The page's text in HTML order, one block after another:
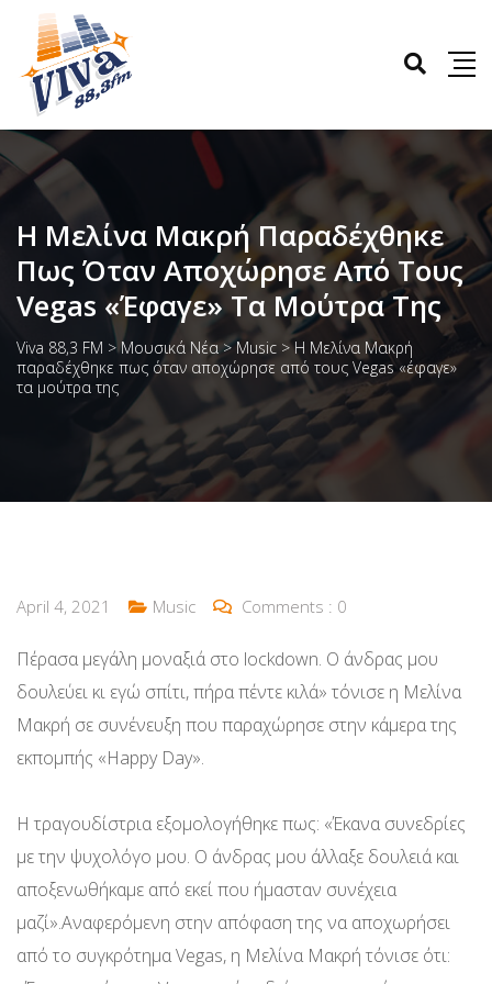
Η Μελίνα Μακρή Παραδέχθηκε
Πως Όταν Αποχώρησε Από Τους
Vegas «έφαγε» Τα Μούτρα Της
Viva 88,3 FM >Μουσικά Νέα>Music >Η Μελίνα Μακρή
παραδέχθηκε πως όταν αποχώρησε από τους Vegas «έφαγε»
τα μούτρα της
April 4, 2021 Music Comments : 0
Πέρασα μεγάλη μοναξιά στο lockdown. Ο άνδρας μου
δουλεύει κι εγώ σπίτι, πήρα πέντε κιλά» τόνισε η Μελίνα
Μακρή σε συνένευξη που παραχώρησε στην κάμερα της
εκπομπής «Happy Day».
Η τραγουδίστρια εξομολογήθηκε πως: «Έκανα συνεδρίες
με την ψυχολόγο μου. Ο άνδρας μου άλλαξε δουλειά και
αποξενωθήκαμε από εκεί που ήμασταν συνέχεια
μαζί».Αναφερόμενη στην απόφαση της να αποχωρήσει
από το συγκρότημα Vegas, η Μελίνα Μακρή τόνισε ότι: